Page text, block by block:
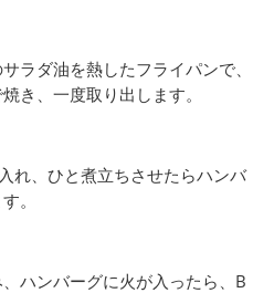
ラダ油を熱したフライパンで、
き、一度取り出します。
れ、ひと煮立ちさせたらハンバ
。
ハンバーグに火が入ったら、B